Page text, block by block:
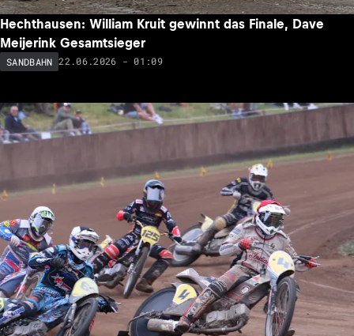
Hechthausen: William Kruit gewinnt das Finale, Dave
Meijerink Gesamtsieger
SANDBAHN 22.06.2026 - 01:09